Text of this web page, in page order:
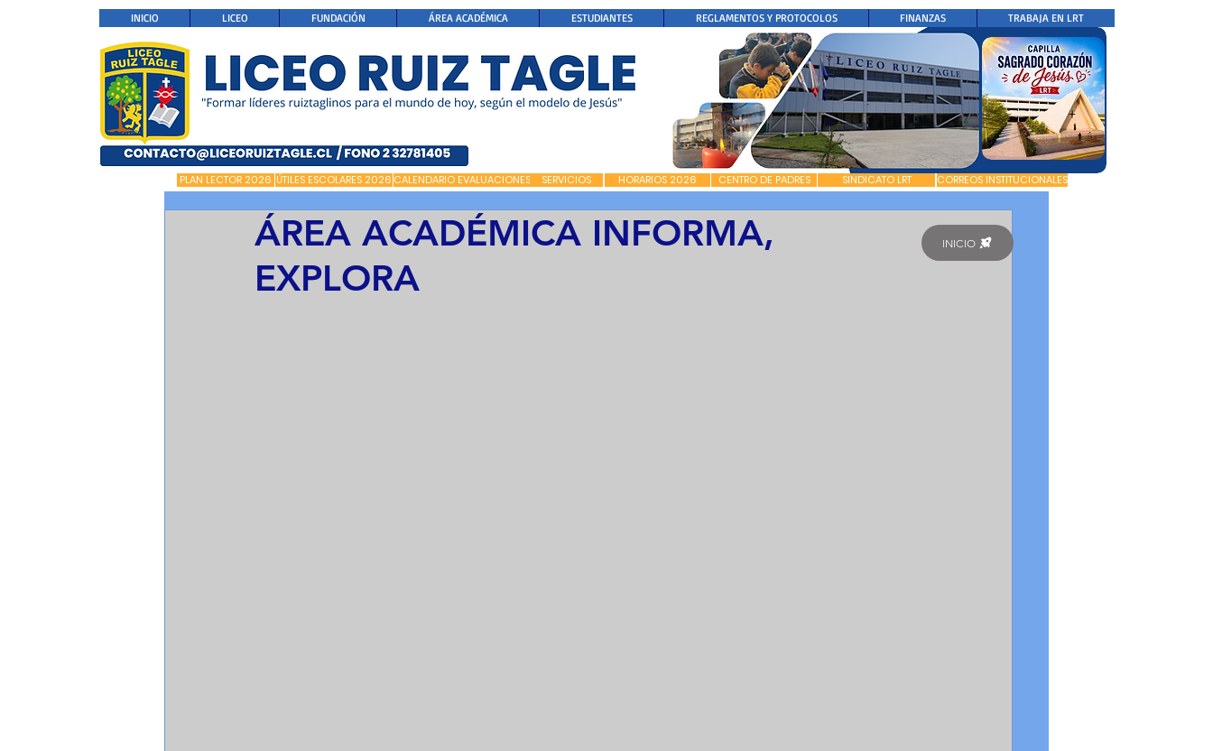
INICIO LICEO FUNDACIÓN ÁREA ACADÉMICA ESTUDIANTES REGLAMENTOS Y PROTOCOLOS FINANZAS TRABAJA EN LRT
PLAN LECTOR 2026 ÚTILES ESCOLARES 2026 CALENDARIO EVALUACIONES SERVICIOS HORARIOS 2026 CENTRO DE PADRES SINDICATO LRT CORREOS INSTITUCIONALES
ÁREA ACADÉMICA INFORMA,
EXPLORA
INICIO